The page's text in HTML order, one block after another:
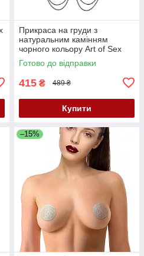
Прикраса на груди з
натуральним камінням
чорного кольору Art of Sex
Кайф
Готово до відправки
415 ₴ 489 ₴
Купити
–15%